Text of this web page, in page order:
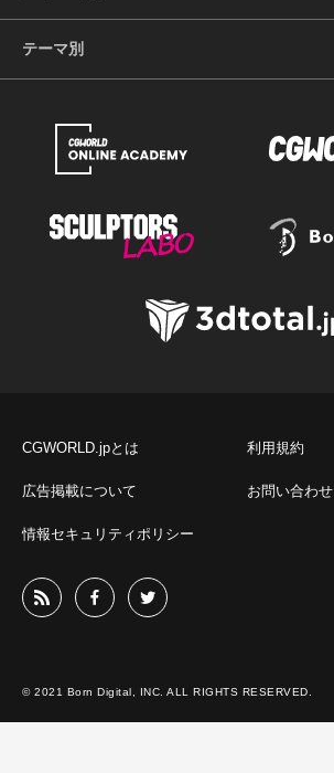
テーマ別
CGWORLD.jpとは 利用規約
広告掲載について お問い合わせ
情報セキュリティポリシー
© 2021 Born Digital, INC. ALL RIGHTS RESERVED.